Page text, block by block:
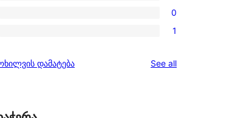
0
1
დამატება See allreviews